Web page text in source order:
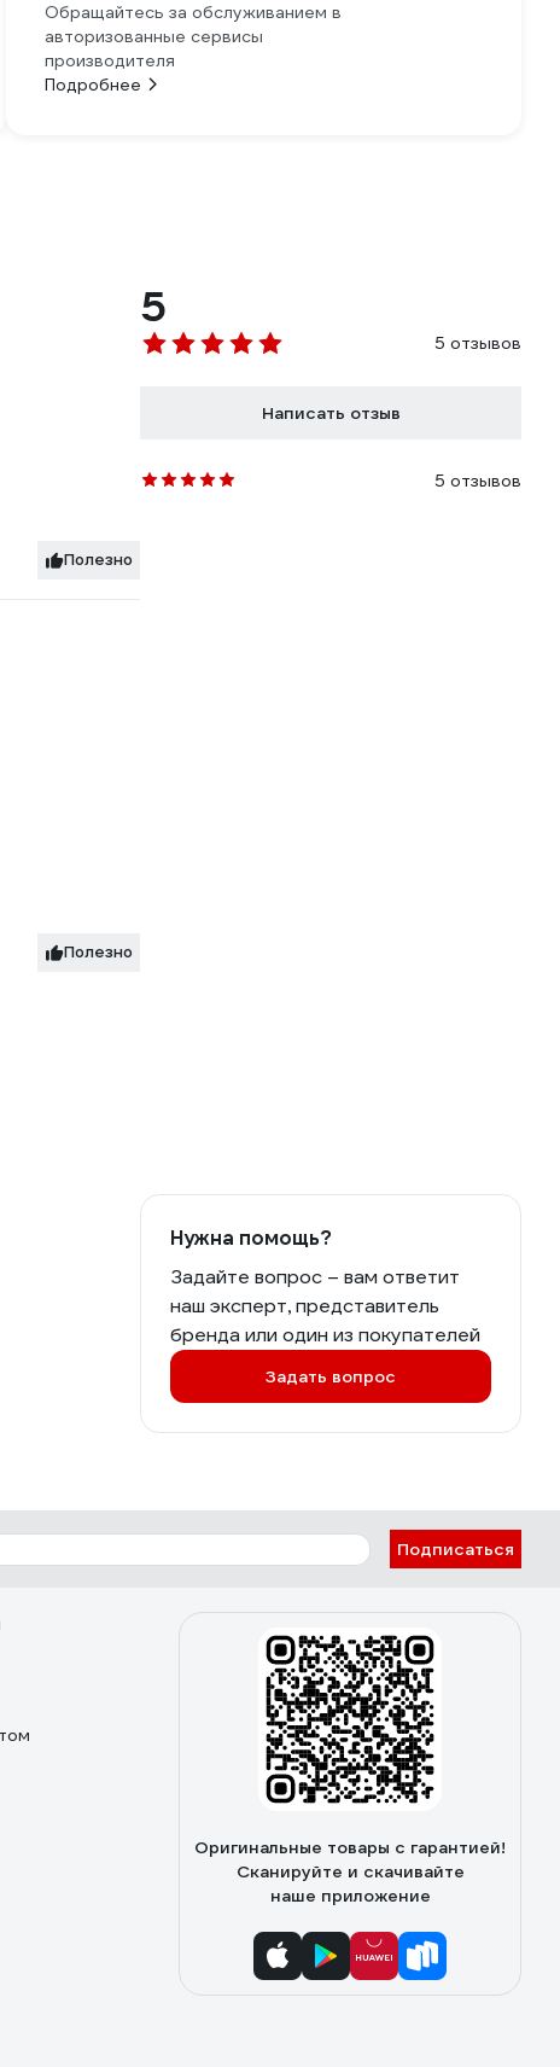
Обращайтесь за обслуживанием в
авторизованные сервисы
производителя
Подробнее
5
5 отзывов
Написать отзыв
5 отзывов
Полезно
Полезно
Нужна помощь?
Задайте вопрос – вам ответит
наш эксперт, представитель
бренда или один из покупателей
Задать вопрос
Подписаться
Оригинальные товары с гарантией!
Сканируйте и скачивайте
наше приложение